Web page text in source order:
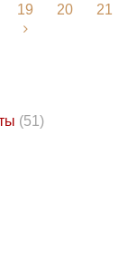
19 20
21
(51)